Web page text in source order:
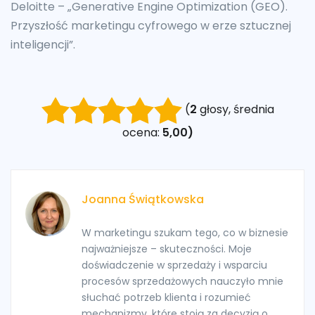
Deloitte – „Generative Engine Optimization (GEO).
Przyszłość marketingu cyfrowego w erze sztucznej
inteligencji”.
(2 głosy, średnia
ocena: 5,00)
Joanna Świątkowska
W marketingu szukam tego, co w biznesie
najważniejsze – skuteczności. Moje
doświadczenie w sprzedaży i wsparciu
procesów sprzedażowych nauczyło mnie
słuchać potrzeb klienta i rozumieć